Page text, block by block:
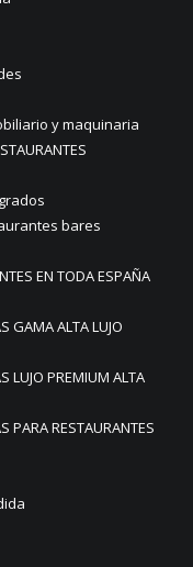
y maquinaria
bares
EN TODA ESPAÑA
GAMA ALTA LUJO
LUJO PREMIUM ALTA
PARA RESTAURANTES